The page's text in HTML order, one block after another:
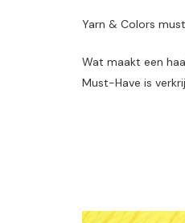
Yarn & Colors
Wat maakt een
Must-Have is